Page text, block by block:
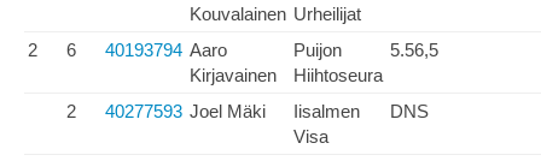
Kouvalainen Urheilijat
2 6 40193794 Aaro
Kirjavainen
Puijon
Hiihtoseura
5.56,5
2 40277593 Joel Mäki
Iisalmen
Visa
DNS